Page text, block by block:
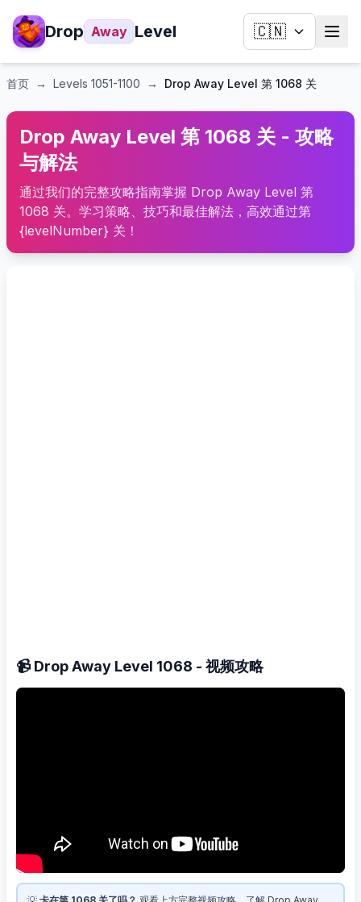
Drop Away Level 🇨🇳
首页 → Levels 1051-1100 → Drop Away Level 第 1068 关
Drop Away Level 第 1068 关 - 攻略
与解法
通过我们的完整攻略指南掌握 Drop Away Level 第
1068 关。学习策略、技巧和最佳解法，高效通过第
{levelNumber} 关！
📹 Drop Away Level 1068 - 视频攻略
💡 卡在第 1068 关了吗？ 观看上方完整视频攻略，了解 Drop Away